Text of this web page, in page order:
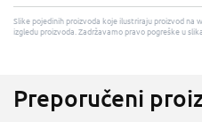
Slike pojedinih proizvoda koje ilustriraju proizvod na
izgledu proizvoda. Zadržavamo pravo pogreške u
Preporučeni